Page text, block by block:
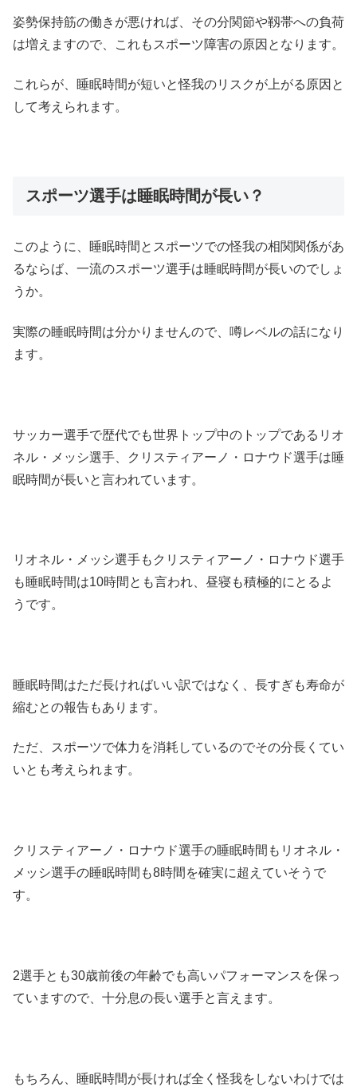
姿勢保持筋の働きが悪ければ、その分関節や靱帯への負荷
は増えますので、これもスポーツ障害の原因となります。
これらが、睡眠時間が短いと怪我のリスクが上がる原因と
して考えられます。
スポーツ選手は睡眠時間が長い？
このように、睡眠時間とスポーツでの怪我の相関関係があ
るならば、一流のスポーツ選手は睡眠時間が長いのでしょ
うか。
実際の睡眠時間は分かりませんので、噂レベルの話になり
ます。
サッカー選手で歴代でも世界トップ中のトップであるリオ
ネル・メッシ選手、クリスティアーノ・ロナウド選手は睡
眠時間が長いと言われています。
リオネル・メッシ選手もクリスティアーノ・ロナウド選手
も睡眠時間は10時間とも言われ、昼寝も積極的にとるよ
うです。
睡眠時間はただ長ければいい訳ではなく、長すぎも寿命が
縮むとの報告もあります。
ただ、スポーツで体力を消耗しているのでその分長くてい
いとも考えられます。
クリスティアーノ・ロナウド選手の睡眠時間もリオネル・
メッシ選手の睡眠時間も8時間を確実に超えていそうで
す。
2選手とも30歳前後の年齢でも高いパフォーマンスを保っ
ていますので、十分息の長い選手と言えます。
もちろん、睡眠時間が長ければ全く怪我をしないわけでは